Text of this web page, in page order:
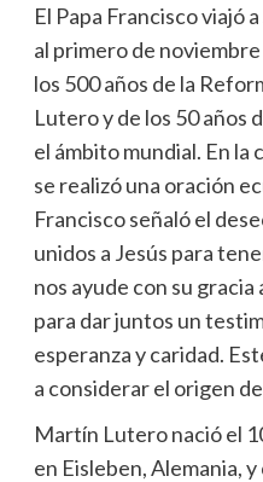
El Papa Francisco viajó
al primero de
los 500 años de la
Lutero y de los 50 años
el ámbito mundial. En
se realizó una oración
Francisco señaló el
unidos a Jesús para
nos ayude con su gracia
para dar juntos un
esperanza y caridad.
a considerar el origen
Martín Lutero nació el
en Eisleben, Alemania,